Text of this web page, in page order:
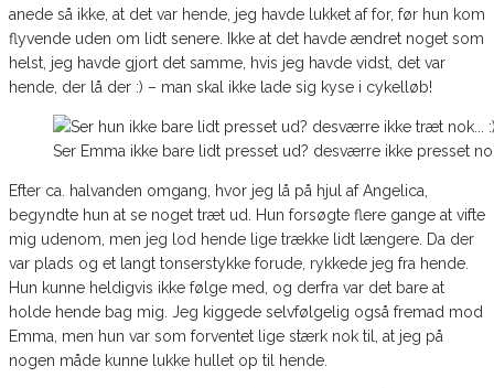
anede så ikke, at det var hende, jeg havde lukket af for, før hun kom
flyvende uden om lidt senere. Ikke at det havde ændret noget som
helst, jeg havde gjort det samme, hvis jeg havde vidst, det var
hende, der lå der :) – man skal ikke lade sig kyse i cykelløb!
Ser Emma ikke bare lidt presset ud? desværre ikke presset
Efter ca. halvanden omgang, hvor jeg lå på hjul af Angelica,
begyndte hun at se noget træt ud. Hun forsøgte flere gange at vifte
mig udenom, men jeg lod hende lige trække lidt længere. Da der
var plads og et langt tonserstykke forude, rykkede jeg fra hende.
Hun kunne heldigvis ikke følge med, og derfra var det bare at
holde hende bag mig. Jeg kiggede selvfølgelig også fremad mod
Emma, men hun var som forventet lige stærk nok til, at jeg på
nogen måde kunne lukke hullet op til hende.